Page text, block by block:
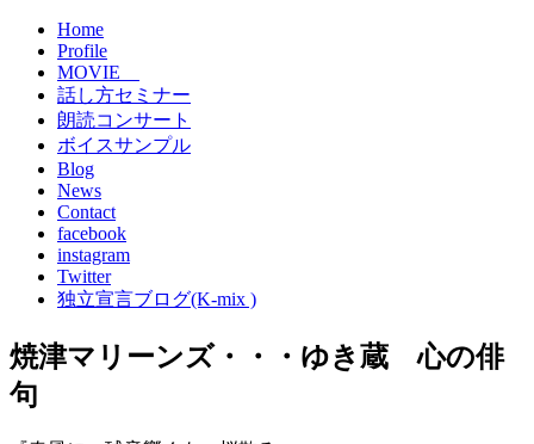
Home
Profile
MOVIE
話し方セミナー
朗読コンサート
ボイスサンプル
Blog
News
Contact
facebook
instagram
Twitter
独立宣言ブログ(K-mix )
焼津マリーンズ・・・ゆき蔵 心の俳
句